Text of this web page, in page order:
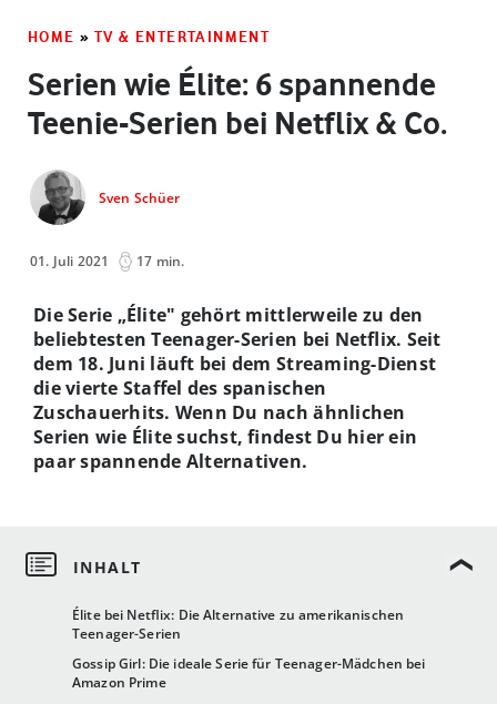
HOME » TV & ENTERTAINMENT
Serien wie Élite: 6 spannende
Teenie-Serien bei Netflix & Co.
Sven Schüer
01. Juli 2021 17 min.
Élite bei Netflix: Die Alternative zu amerikanischen
Teenager-Serien
Gossip Girl: Die ideale Serie für Teenager-Mädchen bei
Amazon Prime
Die Serie „Élite" gehört mittlerweile zu den
beliebtesten Teenager-Serien bei Netflix. Seit
dem 18. Juni läuft bei dem Streaming-Dienst
die vierte Staffel des spanischen
Zuschauerhits. Wenn Du nach ähnlichen
Serien wie Élite suchst, findest Du hier ein
paar spannende Alternativen.